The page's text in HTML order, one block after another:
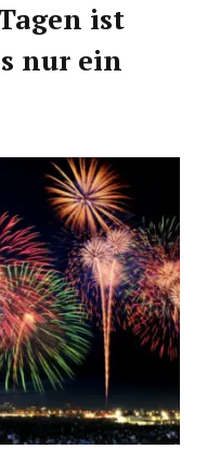
ist
nur ein